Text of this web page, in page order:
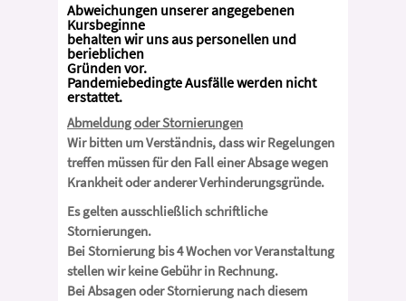
Abweichungen unserer angegebenen
Kursbeginne
behalten wir uns aus personellen und
berieblichen
Gründen vor.
Pandemiebedingte Ausfälle werden nicht
erstattet.
Abmeldung oder Stornierungen
Wir bitten um Verständnis, dass wir Regelungen
treffen müssen für den Fall einer Absage wegen
Krankheit oder anderer Verhinderungsgründe.
Es gelten ausschließlich schriftliche
Stornierungen.
Bei Stornierung bis 4 Wochen vor Veranstaltung
stellen wir keine Gebühr in Rechnung.
Bei Absagen oder Stornierung nach diesem